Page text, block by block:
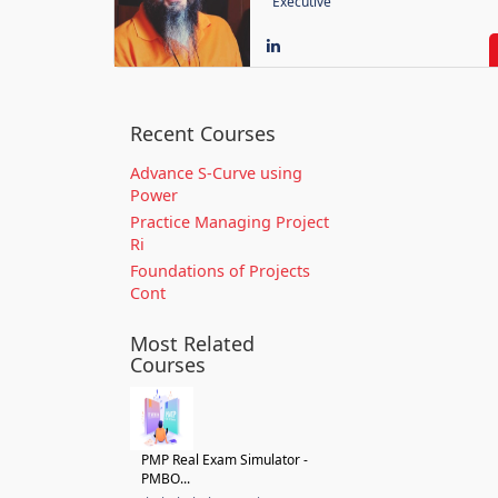
Recent Courses
Advance S-Curve using
Power
Practice Managing Project
Ri
Foundations of Projects
Cont
Most Related
Courses
PMP Real Exam Simulator -
PMBO...